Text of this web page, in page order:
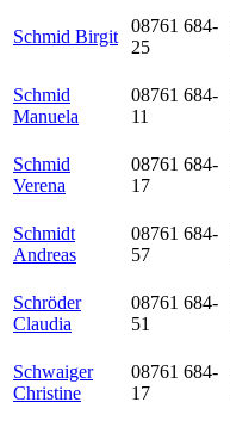
Schmid Birgit
08761 684-
25
Schmid
Manuela
08761 684-
11
Schmid
Verena
08761 684-
17
Schmidt
Andreas
08761 684-
57
Schröder
Claudia
08761 684-
51
Schwaiger
Christine
08761 684-
17